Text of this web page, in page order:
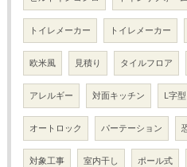
トイレメーカー トイレメーカー
欧米風 見積り タイルフロア
アレルギー 対面キッチン L字
オートロック パーテーション
対象工事 室内干し ポール式